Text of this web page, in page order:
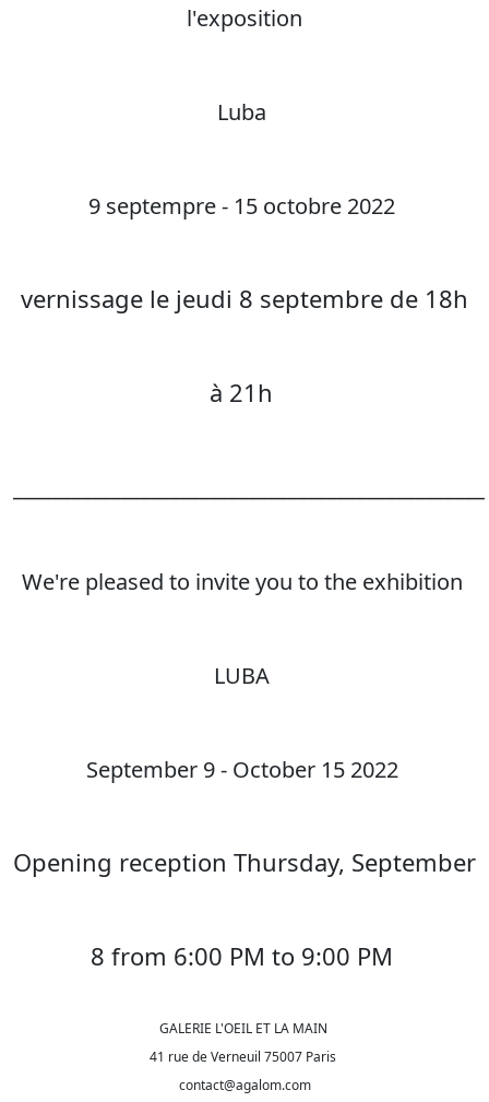
l'exposition
Luba
9 septempre - 15 octobre 2022
vernissage le jeudi 8 septembre de 18h
à 21h
We're pleased to invite you to the exhibition
LUBA
September 9 - October 15 2022
Opening reception Thursday, September
8 from 6:00 PM to 9:00 PM
GALERIE L'OEIL ET LA MAIN
41 rue de Verneuil 75007 Paris
contact@agalom.com